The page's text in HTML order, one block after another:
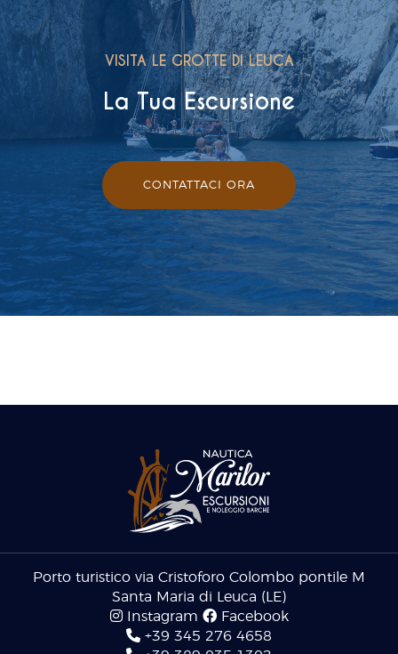
take
a tour
VISITA LE GROTTE DI LEUCA
La Tua Escursione
CONTATTACI ORA
Porto turistico via Cristoforo Colombo pontile M
Santa Maria di Leuca (LE)
Instagram
Facebook
+39 345 276 4658